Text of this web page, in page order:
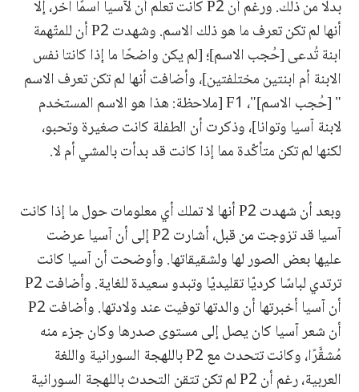
بدلًا من ذلك. ورغم أن P2 كانت تعلم أن لآسيا اسمًا آخر، إلا
أنها لم تكن تعرف ما هو ذلك الاسم. وشهدت P2 أن للمتّهمة
ابنة تُدعى [حُجب الاسم]؛ [لم يكن واضحًا ما إذا كانتا نفس
الابنة أم ابنتين مختلفتين]، وأضافت أنها لم تكن تعرف الاسم
" [حُجب الاسم]"، F1 [ملاحظة: هذا هو الاسم المستخدم
لابنة آسيا وتوانا]، وذكرت أن الطفلة كانت صغيرة وتحبو،
لكنها لم تكن متأكّدة مما إذا كانت قد بدأت بالمشي أم لا.
وبعد أن شهدت P2 أنها لا تملك أي معلومات حول ما إذا كانت
آسيا قد تزوجت من قبل، أشارت P2 إلى أن آسيا عرضت
عليها بعض الصور لها ولشقيقاتها. وأوضحت أن آسيا كانت
ترتدي لباسًا كرديّا تقليديّا وتبدو سعيدة للغاية. وأضافت P2
أن آسيا أخبرتها أن والدتها توفيت عند ولادتها. وأضافت P2
أن شعر آسيا كان يصل إلى مستوى صدرها وكان جزء منه
مُشقَّرًا، وكانت تتحدث مع P2 باللهجة السورانية واللغة
العربية، رغم أن P2 لم تكن تتقن التحدث باللهجة السورانية